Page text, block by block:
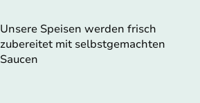
Unsere Speisen werden frisch
zubereitet mit selbstgemachten
Saucen